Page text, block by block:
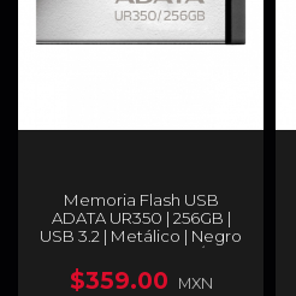
Memoria Flash USB
ADATA UR350 | 256GB |
USB 3.2 | Metálico | Negro
| UR350-256G-RSR/BK
$359.00 MXN